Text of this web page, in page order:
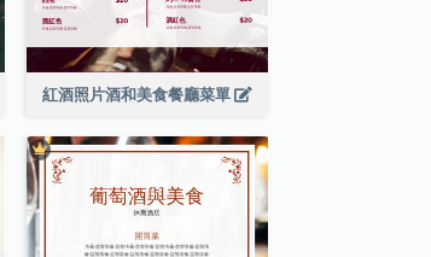
紅酒照片酒和美食餐廳菜單